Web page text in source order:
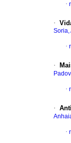
·
·
Soria,
·
·
·
·
·